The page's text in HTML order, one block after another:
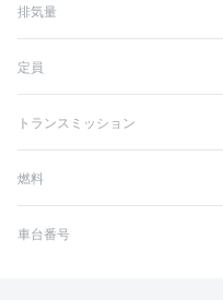
排気量
定員
トランスミッション
燃料
車台番号